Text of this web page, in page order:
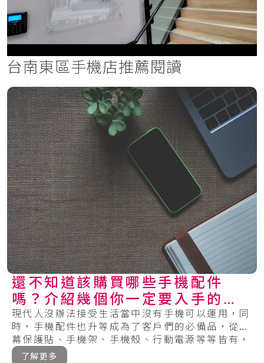
台南東區手機店推薦閱讀
還不知道該購買哪些手機配件
嗎？介紹幾個你一定要入手的單
品
現代人沒辦法接受生活當中沒有手機可以運用，同
時，手機配件也升等成為了客戶們的必備品，從螢
幕保護貼、手機架、手機殼、行動電源等等皆有，
在眾.....
了解更多